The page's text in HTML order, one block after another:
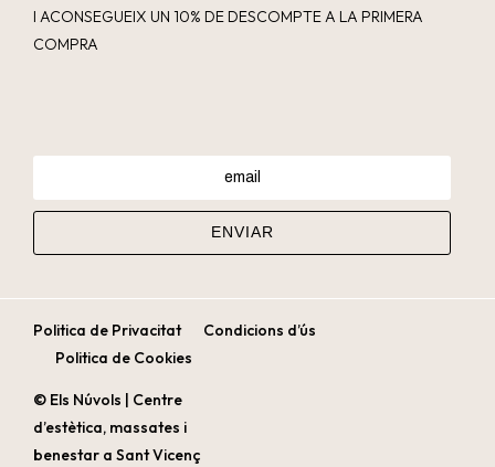
I ACONSEGUEIX UN 10% DE DESCOMPTE A LA PRIMERA
COMPRA
Politica de Privacitat
Condicions d’ús
Politica de Cookies
© Els Núvols | Centre
d’estètica, massates i
benestar a Sant Vicenç